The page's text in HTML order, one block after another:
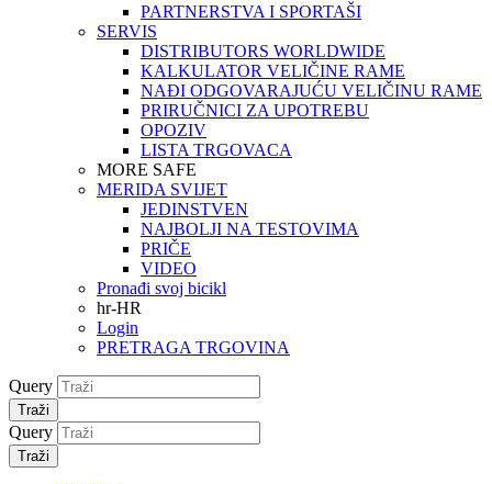
PARTNERSTVA I SPORTAŠI
SERVIS
DISTRIBUTORS WORLDWIDE
KALKULATOR VELIČINE RAME
NAĐI ODGOVARAJUĆU VELIČINU RAME
PRIRUČNICI ZA UPOTREBU
OPOZIV
LISTA TRGOVACA
MORE SAFE
MERIDA SVIJET
JEDINSTVEN
NAJBOLJI NA TESTOVIMA
PRIČE
VIDEO
Pronađi svoj bicikl
hr-HR
Login
PRETRAGA TRGOVINA
Query
Traži
Query
Traži